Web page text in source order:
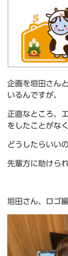
企画を垣田さん
いるんですが、
正直なところ、
をしたことがなく
どうしたらいい
先輩方に助けら
垣田さん、ロゴ